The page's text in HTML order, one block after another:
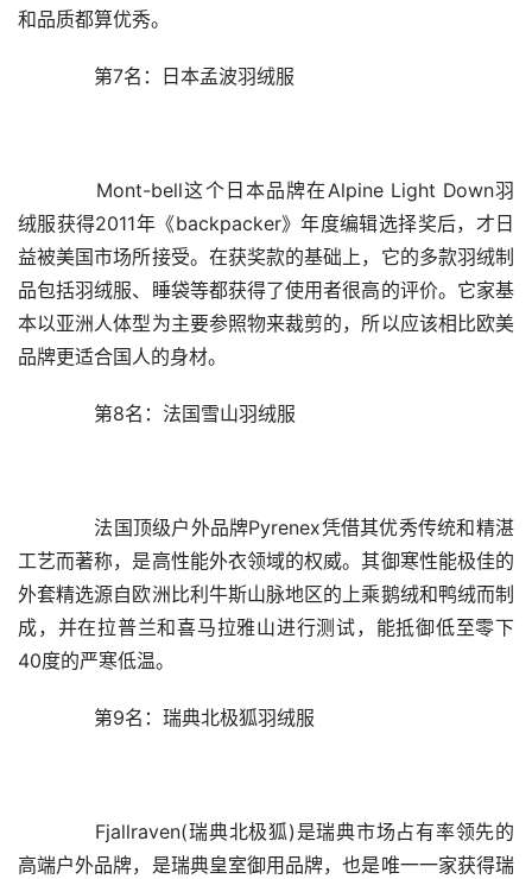
和品质都算优秀。
第7名：日本孟波羽绒服
Mont-bell这个日本品牌在Alpine Light Down羽
绒服获得2011年《backpacker》年度编辑选择奖后，才日
益被美国市场所接受。在获奖款的基础上，它的多款羽绒制
品包括羽绒服、睡袋等都获得了使用者很高的评价。它家基
本以亚洲人体型为主要参照物来裁剪的，所以应该相比欧美
品牌更适合国人的身材。
第8名：法国雪山羽绒服
法国顶级户外品牌Pyrenex凭借其优秀传统和精湛
工艺而著称，是高性能外衣领域的权威。其御寒性能极佳的
外套精选源自欧洲比利牛斯山脉地区的上乘鹅绒和鸭绒而制
成，并在拉普兰和喜马拉雅山进行测试，能抵御低至零下
40度的严寒低温。
第9名：瑞典北极狐羽绒服
Fjallraven(瑞典北极狐)是瑞典市场占有率领先的
高端户外品牌，是瑞典皇室御用品牌，也是唯一一家获得瑞